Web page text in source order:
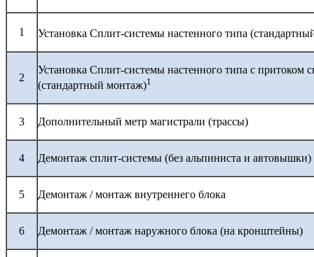
1 Установка Сплит-системы настенного типа
2
Установка Сплит-системы настенного типа с притоком
(стандартный монтаж)1
3 Дополнительный метр магистрали (трассы)
4 Демонтаж сплит-системы (без альпиниста и автовышки)
5 Демонтаж / монтаж внутреннего блока
6 Демонтаж / монтаж наружного блока (на кронштейны)